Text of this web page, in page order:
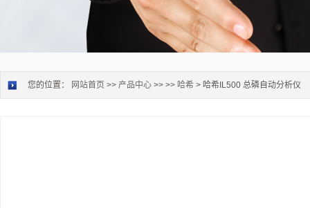
您的位置： 网站首页 >> 产品中心 >> >> 哈希 > 哈希IL500 总磷自动分析仪